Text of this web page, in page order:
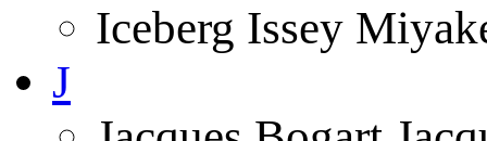
Iceberg Issey
J